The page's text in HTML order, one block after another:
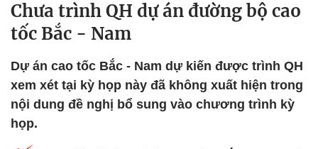
Chưa trình QH dự án đường bộ cao
tốc Bắc - Nam
Dự án cao tốc Bắc - Nam dự kiến được trình QH
xem xét tại kỳ họp này đã không xuất hiện trong
nội dung đề nghị bổ sung vào chương trình kỳ
họp.